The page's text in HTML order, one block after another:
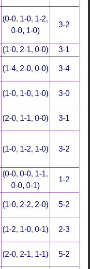
(0-0, 1-0, 1-2,
0-0, 1-0)
3-2
(1-0, 2-1, 0-0)
3-1
(1-4, 2-0, 0-0) 3-4
(1-0, 1-0, 1-0) 3-0
(2-0, 1-1, 0-0) 3-1
(1-0, 1-2, 1-0) 3-2
(0-0, 0-0, 1-1,
0-0, 0-1)
1-2
(1-0, 2-2, 2-0) 5-2
(1-2, 1-0, 0-1) 2-3
(2-0, 2-1, 1-1) 5-2